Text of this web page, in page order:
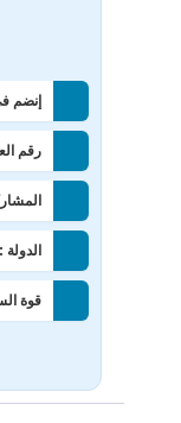
إنضم
رقم
الدولة :
قوة